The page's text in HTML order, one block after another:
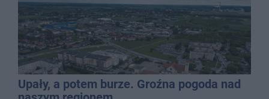
Upały, a potem burze. Groźna pogoda nad